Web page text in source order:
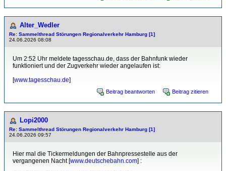
Alter_Wedler
Re: Sammelthread Störungen Regionalverkehr Hamburg [1]
24.06.2026 08:08
Um 2:52 Uhr meldete tagesschau.de, dass der Bahnfunk wieder
funktioniert und der Zugverkehr wieder angelaufen ist:
[www.tagesschau.de]
Beitrag beantworten Beitrag zitieren
Lopi2000
Re: Sammelthread Störungen Regionalverkehr Hamburg [1]
24.06.2026 09:57
Hier mal die Tickermeldungen der Bahnpressestelle aus der
vergangenen Nacht [www.deutschebahn.com] :